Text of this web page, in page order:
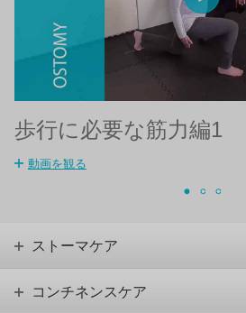
歩行に必要な筋力編1
動画を観る
ストーマケア
コンチネンスケア